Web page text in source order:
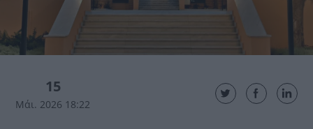
15
Μάι. 2026 18:22